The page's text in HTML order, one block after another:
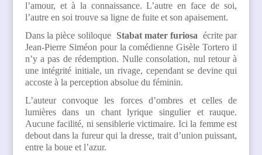
l’amour, et à la connaissance. L’autre en face de soi,
l’autre en soi trouve sa ligne de fuite et son apaisement.
Dans la pièce soliloque
Stabat mater furiosa écrite par
Jean-Pierre Siméon pour la comédienne Gisèle Tortero il
n’y a pas de rédemption. Nulle consolation, nul retour à
une intégrité initiale, un rivage, cependant se devine qui
accoste à la perception absolue du féminin.
L’auteur convoque les forces d’ombres et celles de
lumières dans un chant lyrique singulier et rauque.
Aucune facilité, ni sensiblerie victimaire. Ici la femme est
debout dans la fureur qui la dresse, trait d’union puissant,
entre la boue et l’azur.